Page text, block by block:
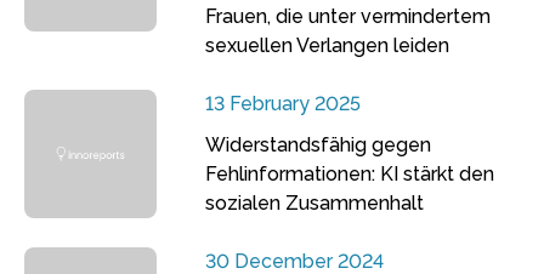
Frauen, die unter vermindertem
sexuellen Verlangen leiden
13 February 2025
Widerstandsfähig gegen
Fehlinformationen: KI stärkt den
sozialen Zusammenhalt
30 December 2024